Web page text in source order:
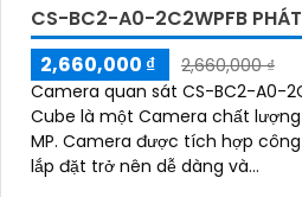
CS-BC2-A0-2C2WPFB PHÁT
2,660,000 ₫
2,660,000 ₫
Camera quan sát CS-BC2-A0-
Cube là một Camera chất
MP. Camera được tích hợp công nghệ IP Wifi giúp việc
lắp đặt trở nên dễ dàng và...